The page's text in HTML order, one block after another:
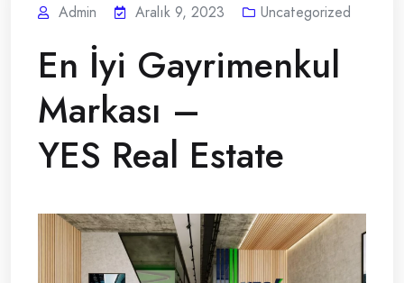
Admin Aralık 9, 2023 Uncategorized
En İyi Gayrimenkul
Markası –
YES Real Estate